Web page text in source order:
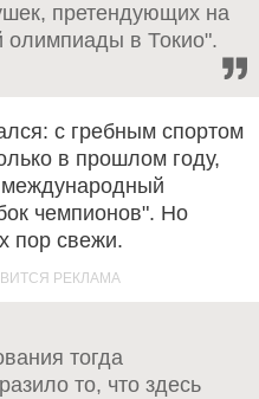
претендующих на
в Токио".
с гребным спортом
в прошлом году,
чемпионов". Но
пор свежи.
тогда
то, что здесь